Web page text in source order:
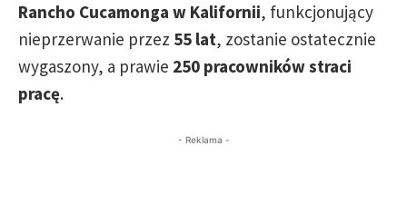
Rancho Cucamonga w Kalifornii, funkcjonujący
nieprzerwanie przez 55 lat, zostanie ostatecznie
wygaszony, a prawie 250 pracowników straci
pracę.
- Reklama -